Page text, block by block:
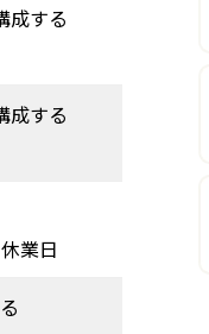
成する
成する
業日